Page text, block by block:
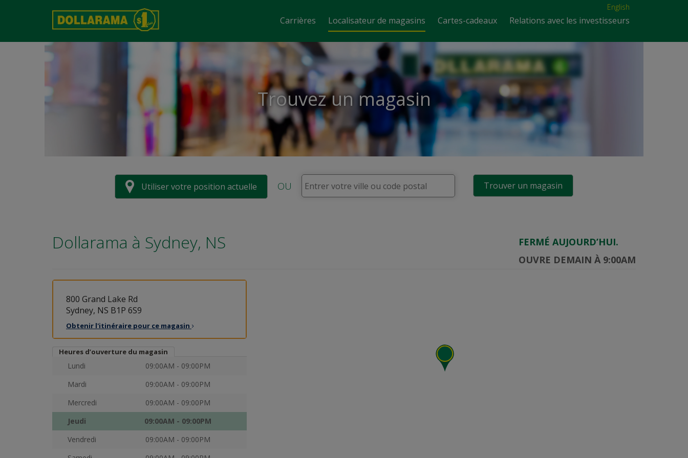
English
Carrières Localisateur de magasins Cartes-cadeaux Relations avec les investisseurs
Trouvez un magasin
Utiliser votre position actuelle OU Trouver un magasin
Dollarama à Sydney, NS
FERMÉ AUJOURD’HUI.
OUVRE DEMAIN À 9:00AM
800 Grand Lake Rd
Sydney, NS B1P 6S9
Obtenir l'itinéraire pour ce magasin
Heures d’ouverture du magasin
Lundi
09:00AM - 09:00PM
Mardi
09:00AM - 09:00PM
Mercredi
09:00AM - 09:00PM
Jeudi
09:00AM - 09:00PM
Vendredi
09:00AM - 09:00PM